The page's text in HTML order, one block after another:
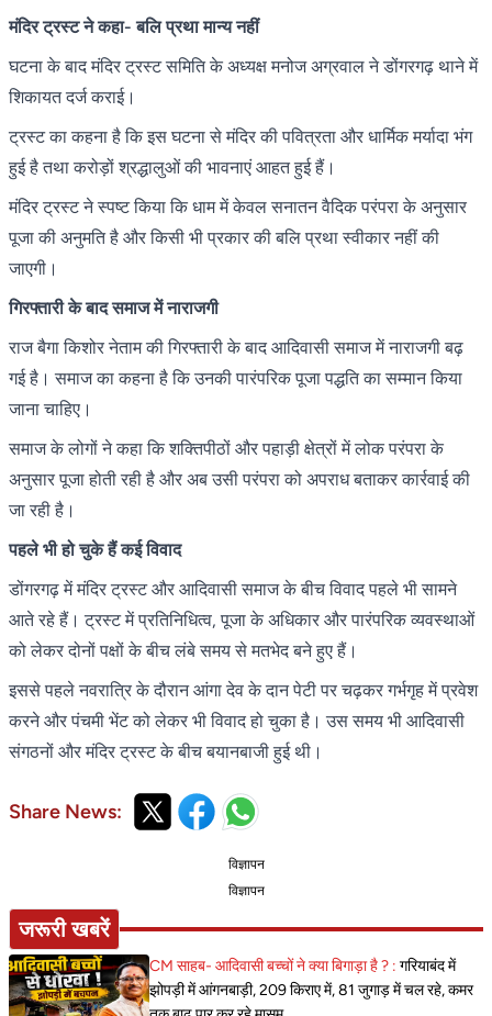
मंदिर ट्रस्ट ने कहा- बलि प्रथा मान्य नहीं
घटना के बाद मंदिर ट्रस्ट समिति के अध्यक्ष मनोज अग्रवाल ने डोंगरगढ़ थाने में
शिकायत दर्ज कराई।
ट्रस्ट का कहना है कि इस घटना से मंदिर की पवित्रता और धार्मिक मर्यादा भंग
हुई है तथा करोड़ों श्रद्धालुओं की भावनाएं आहत हुई हैं।
मंदिर ट्रस्ट ने स्पष्ट किया कि धाम में केवल सनातन वैदिक परंपरा के अनुसार
पूजा की अनुमति है और किसी भी प्रकार की बलि प्रथा स्वीकार नहीं की
जाएगी।
गिरफ्तारी के बाद समाज में नाराजगी
राज बैगा किशोर नेताम की गिरफ्तारी के बाद आदिवासी समाज में नाराजगी बढ़
गई है। समाज का कहना है कि उनकी पारंपरिक पूजा पद्धति का सम्मान किया
जाना चाहिए।
समाज के लोगों ने कहा कि शक्तिपीठों और पहाड़ी क्षेत्रों में लोक परंपरा के
अनुसार पूजा होती रही है और अब उसी परंपरा को अपराध बताकर कार्रवाई की
जा रही है।
पहले भी हो चुके हैं कई विवाद
डोंगरगढ़ में मंदिर ट्रस्ट और आदिवासी समाज के बीच विवाद पहले भी सामने
आते रहे हैं। ट्रस्ट में प्रतिनिधित्व, पूजा के अधिकार और पारंपरिक व्यवस्थाओं
को लेकर दोनों पक्षों के बीच लंबे समय से मतभेद बने हुए हैं।
इससे पहले नवरात्रि के दौरान आंगा देव के दान पेटी पर चढ़कर गर्भगृह में प्रवेश
करने और पंचमी भेंट को लेकर भी विवाद हो चुका है। उस समय भी आदिवासी
संगठनों और मंदिर ट्रस्ट के बीच बयानबाजी हुई थी।
Share News:
विज्ञापन
विज्ञापन
जरूरी खबरें
CM साहब- आदिवासी बच्चों ने क्या बिगाड़ा है ? : गरियाबंद में
झोपड़ी में आंगनबाड़ी, 209 किराए में, 81 जुगाड़ में चल रहे, कमर